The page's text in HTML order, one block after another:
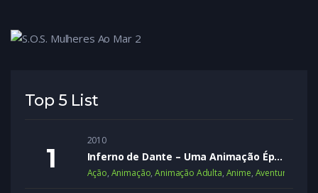
Top 5 List
2010
Inferno de Dante – Uma Animação Épica
Ação, Animação,Animação Adulta, Anime, Aventura